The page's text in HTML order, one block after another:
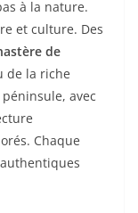
à la nature.
et culture. Des
de
de la riche
avec
Chaque